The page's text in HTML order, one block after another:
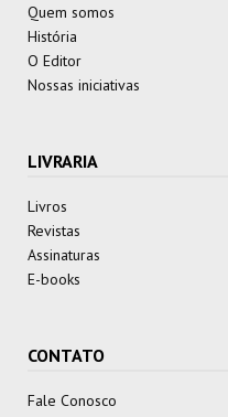
Quem somos
História
O Editor
Nossas iniciativas
LIVRARIA
Livros
Revistas
Assinaturas
E-books
CONTATO
Fale Conosco